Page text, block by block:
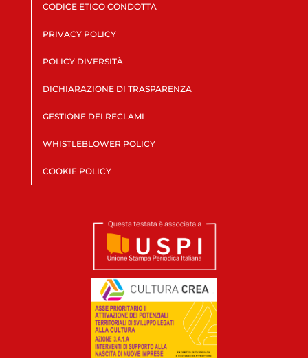
CODICE ETICO CONDOTTA
PRIVACY POLICY
POLICY DIVERSITÀ
DICHIARAZIONE DI TRASPARENZA
GESTIONE DEI RECLAMI
WHISTLEBLOWER POLICY
COOKIE POLICY